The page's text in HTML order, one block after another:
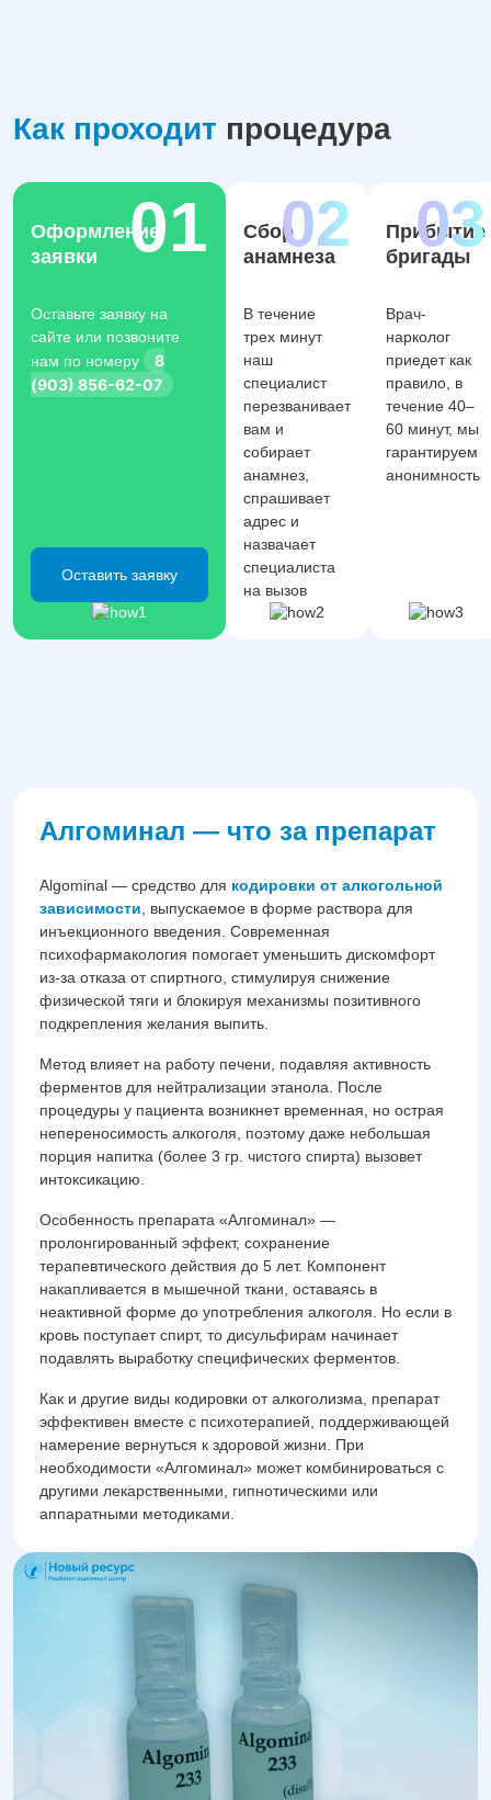
Как проходит процедура
Оформление
заявки
Оставьте заявку на
сайте или позвоните
нам по номеру
8
(903) 856-62-07
Оставить заявку
Сбор
анамнеза
В течение
трех минут
наш
специалист
перезванивает
вам и
собирает
анамнез,
спрашивает
адрес и
назвачает
специалиста
на вызов
Прибытие
бригады
Врач-
нарколог
приедет как
правило, в
течение 40–
60 минут, мы
гарантируем
анонимность
Алгоминал — что за препарат
Algominal — средство для кодировки от алкогольной
зависимости , выпускаемое в форме раствора для
инъекционного введения. Современная
психофармакология помогает уменьшить дискомфорт
из-за отказа от спиртного, стимулируя снижение
физической тяги и блокируя механизмы позитивного
подкрепления желания выпить.
Метод влияет на работу печени, подавляя активность
ферментов для нейтрализации этанола. После
процедуры у пациента возникнет временная, но острая
непереносимость алкоголя, поэтому даже небольшая
порция напитка (более 3 гр. чистого спирта) вызовет
интоксикацию.
Особенность препарата «Алгоминал» —
пролонгированный эффект, сохранение
терапевтического действия до 5 лет. Компонент
накапливается в мышечной ткани, оставаясь в
неактивной форме до употребления алкоголя. Но если в
кровь поступает спирт, то дисульфирам начинает
подавлять выработку специфических ферментов.
Как и другие виды кодировки от алкоголизма, препарат
эффективен вместе с психотерапией, поддерживающей
намерение вернуться к здоровой жизни. При
необходимости «Алгоминал» может комбинироваться с
другими лекарственными, гипнотическими или
аппаратными методиками.